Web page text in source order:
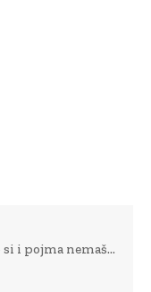
i pojma nemaš…